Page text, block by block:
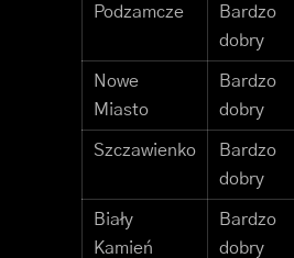
Podzamcze
Bardzo
dobry
Nowe
Miasto
Bardzo
dobry
Szczawienko
Bardzo
dobry
Biały
Kamień
Bardzo
dobry